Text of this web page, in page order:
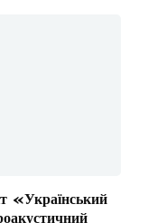
«Український